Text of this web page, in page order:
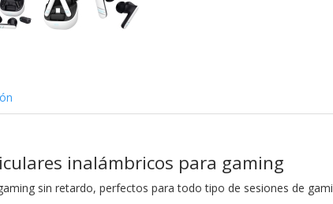
inalámbricos para gaming
sin retardo, perfectos para todo tipo de sesiones de